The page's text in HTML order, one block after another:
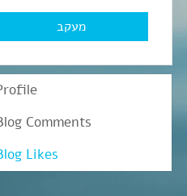
מעקב
Comments
Likes